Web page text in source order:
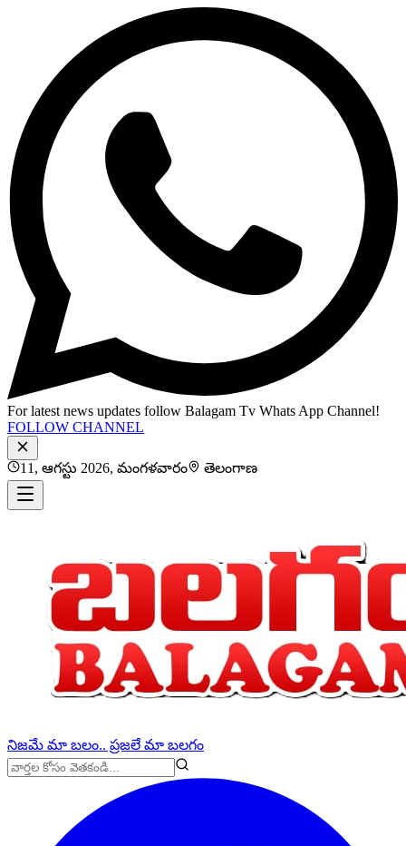
For latest news updates follow Balagam Tv Whats App Channel!
FOLLOW CHANNEL
11, ఆగస్టు 2026, మంగళవారం తెలంగాణ
నిజమే మా బలం.. ప్రజలే మా బలగం